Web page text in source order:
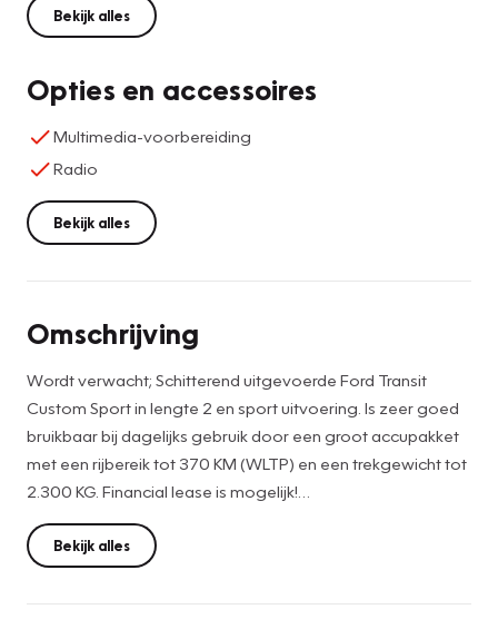
Bekijk alles
Opties en accessoires
Multimedia-voorbereiding
Radio
Bekijk alles
Omschrijving
Wordt verwacht; Schitterend uitgevoerde Ford Transit
Custom Sport in lengte 2 en sport uitvoering. Is zeer goed
bruikbaar bij dagelijks gebruik door een groot accupakket
met een rijbereik tot 370 KM (WLTP) en een trekgewicht tot
2.300 KG. Financial lease is mogelijk!
Ford heeft de auto opnieuw uitgevonden. De volledig
elektrische Ford E-Transit Custom is duurzaam, maar biedt
Bekijk alles